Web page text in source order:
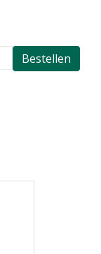
Bestellen